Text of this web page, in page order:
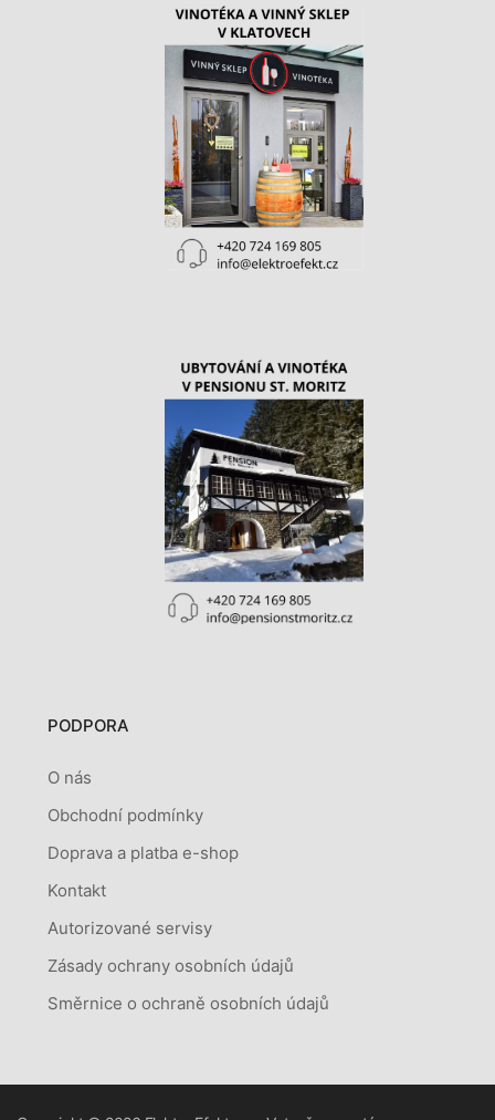
PODPORA
O nás
Obchodní podmínky
Doprava a platba e-shop
Kontakt
Autorizované servisy
Zásady ochrany osobních údajů
Směrnice o ochraně osobních údajů